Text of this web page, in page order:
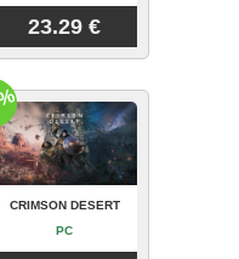
23.29 €
CRIMSON DESERT
PC